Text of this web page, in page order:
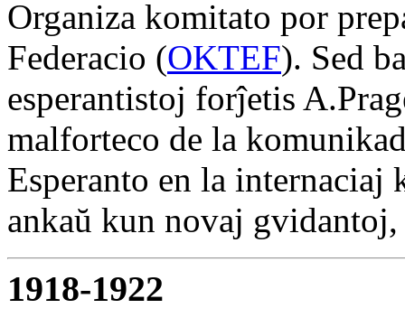
Organiza komitato por
Federacio (OKTEF). Sed
esperantistoj forĵetis
malforteco de la
Esperanto en la
ankaŭ kun novaj
1918-1922